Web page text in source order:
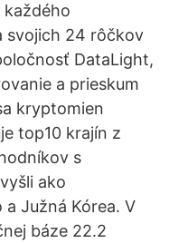
svojich 24 rôčkov
DataLight,
a prieskum
kryptomien
top10 krajín z
s
ako
a Južná Kórea. V
báze 22.2